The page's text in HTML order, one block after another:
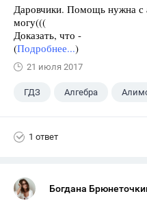
Даровчики. Помощь нужна с
могу(((
Доказать, что -
(Подробнее...)
21 июля 2017
ГДЗ Алгебра
1 ответ
Богдана